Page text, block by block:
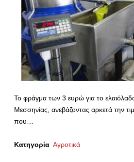
Το φράγμα των 3 ευρώ για το
Μεσσηνίας, ανεβάζοντας αρκετά την
που…
Κατηγορία Αγροτικά